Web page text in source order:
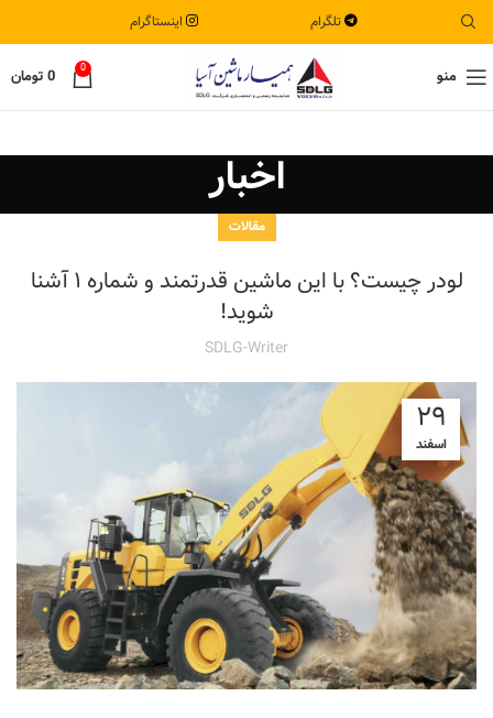
تلگرام اینستاگرام
منو 0
0 تومان
اخبار
مقالات
لودر چیست؟ با این ماشین قدرتمند و شماره ۱ آشنا
شوید!
SDLG-Writer
۲۹
اسفند
اطلاعیه مهم